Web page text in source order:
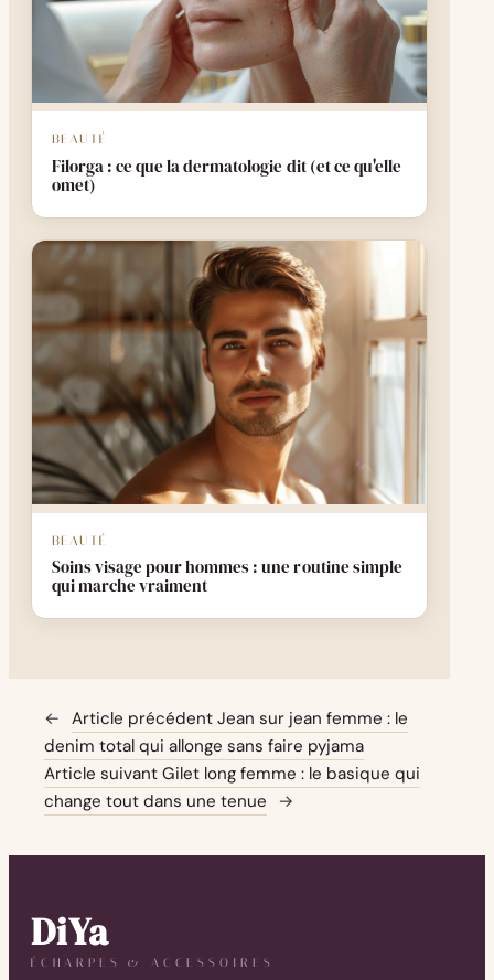
BEAUTÉ
Filorga : ce que la dermatologie dit (et ce qu'elle
omet)
BEAUTÉ
Soins visage pour hommes : une routine simple
qui marche vraiment
← Article précédent Jean sur jean femme : le
denim total qui allonge sans faire pyjama
Article suivant Gilet long femme : le basique qui
change tout dans une tenue
→
DiYa
ÉCHARPES & ACCESSOIRES